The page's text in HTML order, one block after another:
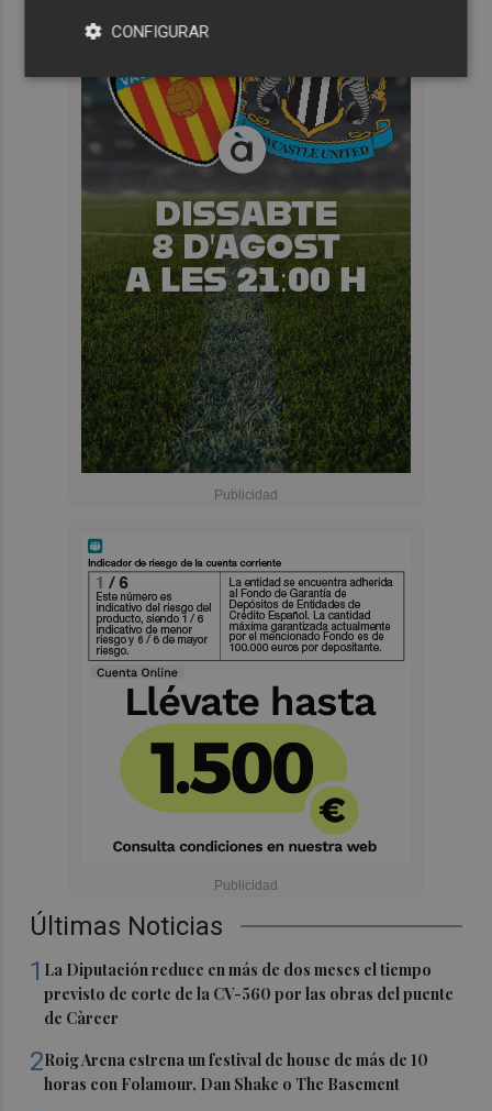
Últimas Noticias
1 La Diputación reduce en más de dos meses el tiempo
previsto de corte de la CV-560 por las obras del puente
de Càrcer
2Roig Arena estrena un festival de house de más de 10
horas con Folamour, Dan Shake o The Basement
CONFIGURAR